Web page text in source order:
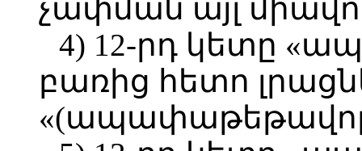
չափման այլ
4) 12-րդ կետը
բառից հետո